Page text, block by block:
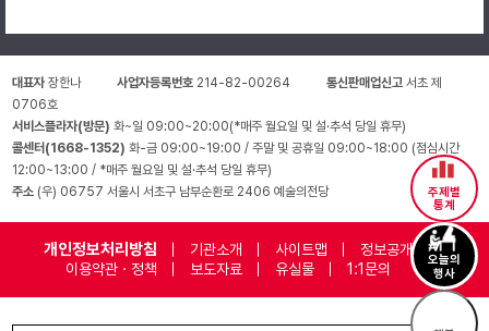
주제별
통계
오늘의
행사
대표자장한나 사업자등록번호 214-82-00264 통신판매업신고서초 제
0706호
서비스플라자(방문)화~일 09:00~20:00(*매주 월요일 및 설·추석 당일 휴무)
콜센터(1668-1352)화-금 09:00~19:00 / 주말 및 공휴일 09:00~18:00 (점심시간
12:00~13:00 / *매주 월요일 및 설·추석 당일 휴무)
주소 (우) 06757 서울시 서초구 남부순환로 2406 예술의전당
개인정보처리방침 기관소개 사이트맵
정보공개
이용약관 · 정책
보도자료 유실물 1:1문의